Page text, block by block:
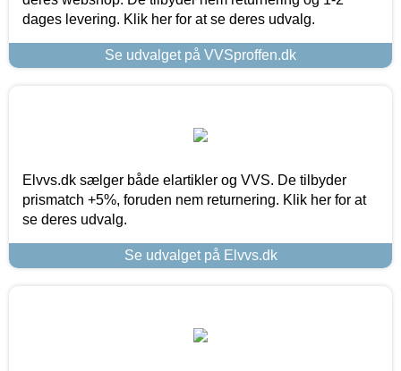
dages levering. Klik her for at se deres udvalg.
Se udvalget på VVSproffen.dk
Elvvs.dk sælger både elartikler og VVS. De tilbyder
prismatch +5%, foruden nem returnering. Klik her for at
se deres udvalg.
Se udvalget på Elvvs.dk